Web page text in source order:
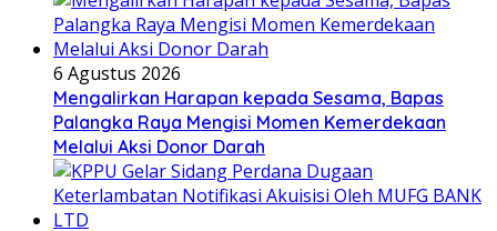
6 Agustus 2026
Mengalirkan Harapan kepada Sesama, Bapas
Palangka Raya Mengisi Momen Kemerdekaan
Melalui Aksi Donor Darah